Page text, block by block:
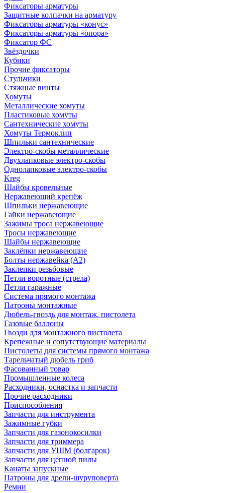
Фиксаторы арматуры
Защитные колпачки на арматуру
Фиксаторы арматуры «конус»
Фиксаторы арматуры «опора»
Фиксатор ФС
Звёздочки
Кубики
Прочие фиксаторы
Стульчики
Стяжные винты
Хомуты
Металлические хомуты
Пластиковые хомуты
Сантехнические хомуты
Хомуты Термоклип
Шпильки сантехнические
Электро-скобы металлические
Двухлапковые электро-скобы
Однолапковые электро-скобы
Kreg
Шайбы кровельные
Нержавеющий крепёж
Шпильки нержавеющие
Гайки нержавеющие
Зажимы троса нержавеющие
Тросы нержавеющие
Шайбы нержавеющие
Заклёпки нержавеющие
Болты нержавейка (А2)
Заклепки резьбовые
Петли воротные (стрела)
Петли гаражные
Система прямого монтажа
Патроны монтажные
Дюбель-гвоздь для монтаж. пистолета
Газовые баллоны
Гвозди для монтажного пистолета
Крепежные и сопутствующие материалы
Пистолеты для системы прямого монтажа
Тарельчатый дюбель гриб
Фасованный товар
Промышленные колеса
Расходники, оснастка и запчасти
Прочие расходники
Приспособления
Запчасти для инструмента
Зажимные губки
Запчасти для газонокосилки
Запчасти для триммера
Запчасти для УШМ (болгарок)
Запчасти для цепной пилы
Канаты запускные
Патроны для дрели-шуруповерта
Ремни